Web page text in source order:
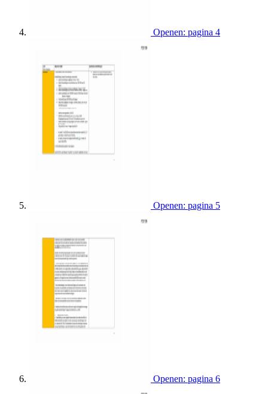
Openen: pagina 4
Openen: pagina 5
Openen: pagina 6